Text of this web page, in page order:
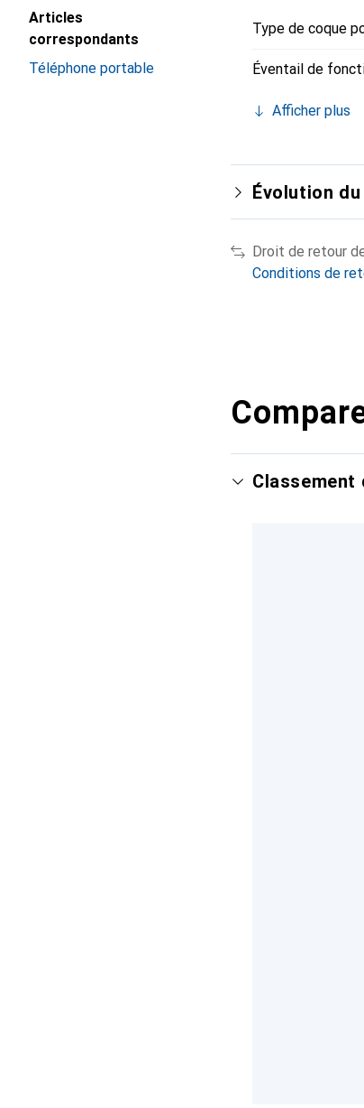
Articles
correspondants
Téléphone portable
Type de coque
Éventail de
Afficher plus
Évolution
Droit de retour
Conditions de
Classement